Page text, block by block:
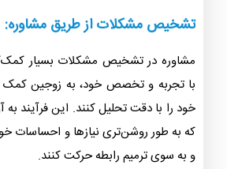
تشخیص مشکلات از طریق مشاوره:
مشاوره در تشخیص مشکلات بسیار
با تجربه و تخصص خود، به زوجین کمک
خود را با دقت تحلیل کنند. این فرآیند
که به طور روشن‌تری نیازها و احساسات
و به سوی ترمیم رابطه حرکت کنند.